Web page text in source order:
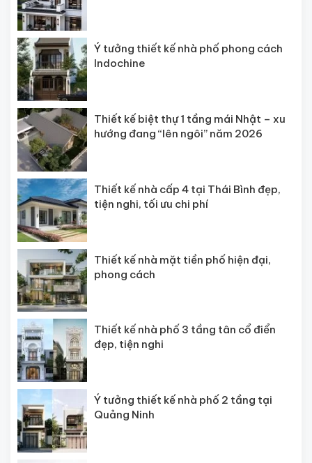
Ý tưởng thiết kế nhà phố phong cách
Indochine
Thiết kế biệt thự 1 tầng mái Nhật – xu
hướng đang “lên ngôi” năm 2026
Thiết kế nhà cấp 4 tại Thái Bình đẹp,
tiện nghi, tối ưu chi phí
Thiết kế nhà mặt tiền phố hiện đại,
phong cách
Thiết kế nhà phố 3 tầng tân cổ điển
đẹp, tiện nghi
Ý tưởng thiết kế nhà phố 2 tầng tại
Quảng Ninh